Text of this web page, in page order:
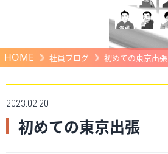
HOME 社員ブログ 初めての東京出張
2023.02.20
初めての東京出張